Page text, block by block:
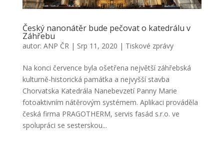
Český nanonátěr bude pečovat o katedrálu v
Záhřebu
autor: ANP ČR| Srp 11, 2020 | Tiskové zprávy
Na konci července byla ošetřena největší záhřebská
kulturně-historická památka a nejvyšší stavba
Chorvatska Katedrála Nanebevzetí Panny Marie
fotoaktivním nátěrovým systémem. Aplikaci prováděla
česká firma PRAGOTHERM, servis fasád s.r.o. ve
spolupráci se sesterskou...